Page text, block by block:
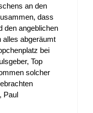
an den
dass
den angeblichen
alles abgeräumt
bei
Top
solcher
Paul